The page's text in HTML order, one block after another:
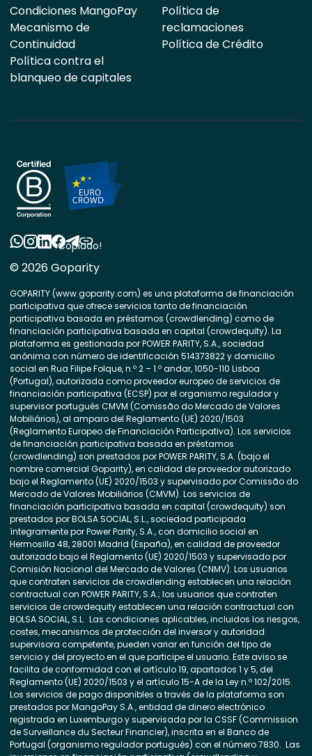
Condiciones MangoPay
Mecanismo de
Continuidad
Política contra el
blanqueo de capitales
Política de
reclamaciones
Política de Crédito
© 2026 Goparity
GOPARITY (www.goparity.com) es una plataforma de financiación
participativa que ofrece servicios tanto de financiación
participativa basada en préstamos (crowdlending) como de
financiación participativa basada en capital (crowdequity). La
plataforma es gestionada por POWER PARITY, S.A., sociedad
anónima con número de identificación 514373822 y domicilio
social en Rua Filipe Folque, n.º 2 – 1.º andar, 1050-110 Lisboa
(Portugal), autorizada como proveedor europeo de servicios de
financiación participativa (ECSP) por el organismo regulador y
supervisor portugués CMVM (Comissão do Mercado de Valores
Mobiliários), al amparo del Reglamento (UE) 2020/1503
(Reglamento Europeo de Financiación Participativa). Los servicios
de financiación participativa basada en préstamos
(crowdlending) son prestados por POWER PARITY, S.A. (bajo el
nombre comercial Goparity), en calidad de proveedor autorizado
bajo el Reglamento (UE) 2020/1503 y supervisado por Comissão do
Mercado de Valores Mobiliários (CMVM). Los servicios de
financiación participativa basada en capital (crowdequity) son
prestados por BOLSA SOCIAL, S.L., sociedad participada
íntegramente por Power Parity, S.A., con domicilio social en
Hermosilla 48, 28001 Madrid (España), en calidad de proveedor
autorizado bajo el Reglamento (UE) 2020/1503 y supervisado por
Comisión Nacional del Mercado de Valores (CNMV). Los usuarios
que contraten servicios de crowdlending establecen una relación
contractual con POWER PARITY, S.A.; los usuarios que contraten
servicios de crowdequity establecen una relación contractual con
BOLSA SOCIAL, S.L. Las condiciones aplicables, incluidos los riesgos,
costes, mecanismos de protección del inversor y autoridad
supervisora competente, pueden variar en función del tipo de
servicio y del proyecto en el que participe el usuario. Este aviso se
facilita de conformidad con el artículo 19, apartados 1 y 5, del
Reglamento (UE) 2020/1503 y el artículo 15-A de la Ley n.º 102/2015.
Los servicios de pago disponibles a través de la plataforma son
prestados por MangoPay S.A., entidad de dinero electrónico
registrada en Luxemburgo y supervisada por la CSSF (Commission
de Surveillance du Secteur Financier), inscrita en el Banco de
Portugal (organismo regulador portugués) con el número 7830. Las
Copiado!